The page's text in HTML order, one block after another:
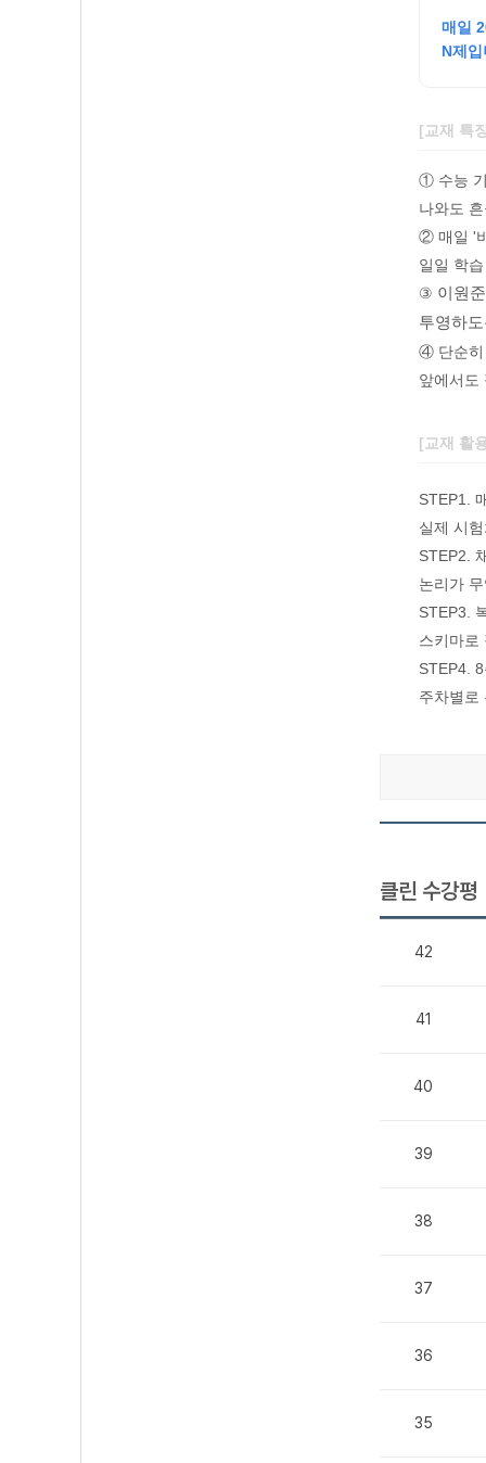
매일
N제
[교재 특
① 수능 기
나와도
② 매일 '
일일 학
③ 이원
투영하
④ 단순히
앞에서도
[교재 활
STEP1.
실제 시
STEP2.
논리가
STEP3.
스키마로
STEP4.
주차별로
클린 수강평
42
41
40
39
38
37
36
35